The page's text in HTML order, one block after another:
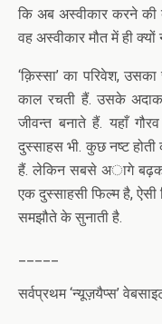
कि अब अस्वीकार करने की
वह अस्वीकार मौत में ही क्यों
‘क़िस्सा’ का परिवेश,
काल रचती हैं. उसके
जीवन्त बनाते हैं. यहाँ
दुस्साहस भी. कुछ नष्ट
हैं. लेकिन सबसे अागे
एक दुस्साहसी फिल्म है, ऐसी
समझौते के सुनाती है.
सर्वप्रथम ‘न्यूज़यैप्स’